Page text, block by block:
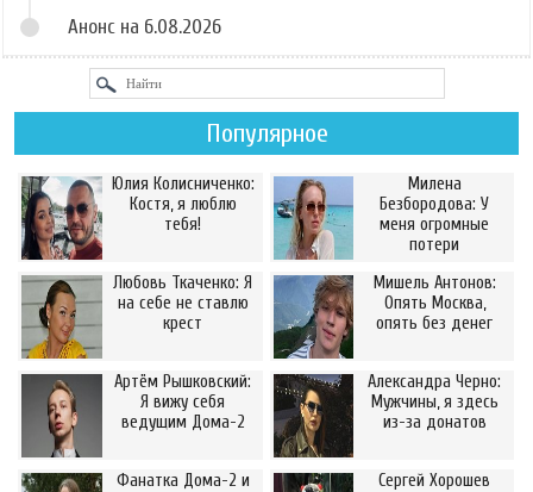
Анонс на 6.08.2026
Популярное
Юлия Колисниченко:
Костя, я люблю
тебя!
Милена
Безбородова: У
меня огромные
потери
Любовь Ткаченко: Я
на себе не ставлю
крест
Мишель Антонов:
Опять Москва,
опять без денег
Артём Рышковский:
Я вижу себя
ведущим Дома-2
Александра Черно:
Мужчины, я здесь
из-за донатов
Фанатка Дома-2 и
Сергей Хорошев